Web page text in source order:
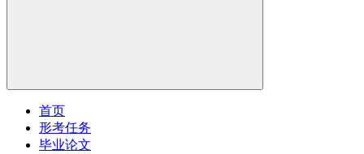
首页
形考任务
毕业论文